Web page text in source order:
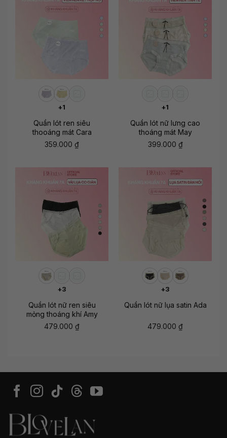
+1
Quần lót ren siêu
thooáng mát Cara
359.000 ₫
+1
Quần lót nữ lưng cao
thoáng mát May
399.000 ₫
+3
Quần lót nữ ren siêu
mỏng thoáng khí Amy
479.000 ₫
+3
Quần lót nữ lụa satin Ada
479.000 ₫